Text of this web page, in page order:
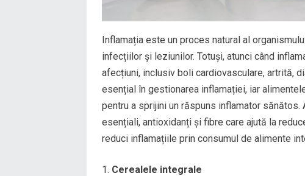
Inflamația este un proces natural al
infecțiilor și leziunilor. Totuși, atunci când
afecțiuni, inclusiv boli cardiovasculare, artrită,
esențial în gestionarea inflamației, iar
pentru a sprijini un răspuns inflamator
esențiali, antioxidanți și fibre care ajută la
reduci inflamațiile prin consumul de alimente
Cerealele integrale